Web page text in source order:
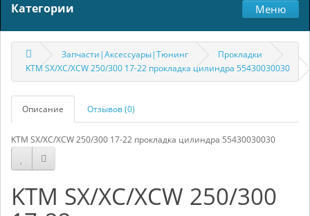
Категории Меню
Запчасти|Аксессуары|Тюнинг
Прокладки
KTM SX/XC/XCW 250/300 17-22 прокладка цилиндра 55430030030
Описание Отзывов (0)
KTM SX/XC/XCW 250/300 17-22 прокладка цилиндра 55430030030
KTM SX/XC/XCW 250/300